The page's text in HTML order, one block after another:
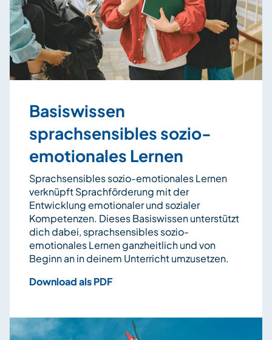
Basiswissen
sprachsensibles sozio-
emotionales Lernen
Sprachsensibles sozio-emotionales Lernen
verknüpft Sprachförderung mit der
Entwicklung emotionaler und sozialer
Kompetenzen. Dieses Basiswissen unterstützt
dich dabei, sprachsensibles sozio-
emotionales Lernen ganzheitlich und von
Beginn an in deinem Unterricht umzusetzen.
Download als PDF